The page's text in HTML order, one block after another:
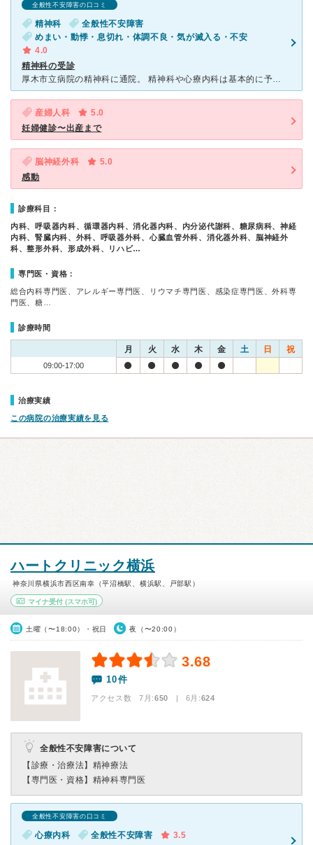
全般性不安障害の口コミ
精神科
全般性不安障害
めまい・動悸・息切れ・体調不良・気が滅入る・不安
4.0
精神科の受診
厚木市立病院の精神科に通院。 精神科や心療内科は基本的に予約などが必要であるが、厚木市立病院での精神科受診は予約などなく救急での対応もしてくれる。 クリニックなどの精神科では、予約をしても待た
産婦人科
5.0
妊婦健診〜出産まで
脳神経外科
5.0
感動
診療科目：
内科、呼吸器内科、循環器内科、消化器内科、内分泌代謝科、糖尿病科、神経
内科、腎臓内科、外科、呼吸器外科、心臓血管外科、消化器外科、脳神経外
科、整形外科、形成外科、リハビ…
専門医・資格：
総合内科専門医、アレルギー専門医、リウマチ専門医、感染症専門医、外科専
門医、糖…
診療時間
月 火 水 木 金 土 日 祝
09:00-17:00
治療実績
この病院の治療実績を見る
ハートクリニック横浜
神奈川県横浜市西区南幸（平沼橋駅、横浜駅、戸部駅）
マイナ受付 (スマホ可)
土曜（〜18:00）・祝日 夜（〜20:00）
3.68
10件
アクセス数 7月:650 | 6月:624
全般性不安障害について
【診療・治療法】 精神療法
【専門医・資格】 精神科専門医
全般性不安障害の口コミ
心療内科 全般性不安障害
3.5